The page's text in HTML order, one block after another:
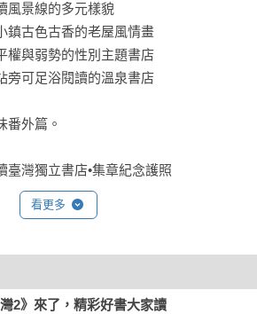
查，發掘書店與閱讀的無限風景。
，透過訪談與現場觀察，呈現店主如何
旅行者，或只是偶然走進書店的過客，
，帶一本自己的愛書回家。
「非推Book」，歡迎讀者接受店長的推
讀臺灣獨立書店•集章紀念護照
看更多
2》來了，精彩好書大家讀